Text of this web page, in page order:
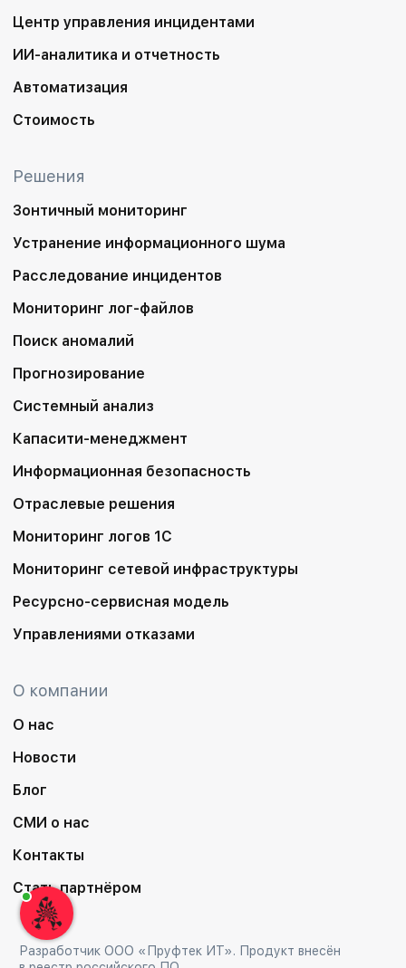
Центр управления инцидентами
ИИ-аналитика и отчетность
Автоматизация
Стоимость
Решения
Зонтичный мониторинг
Устранение информационного шума
Расследование инцидентов
Мониторинг лог-файлов
Поиск аномалий
Прогнозирование
Системный анализ
Капасити-менеджмент
Информационная безопасность
Отраслевые решения
Мониторинг логов 1С
Мониторинг сетевой инфраструктуры
Ресурсно-сервисная модель
Управлениями отказами
О компании
О нас
Новости
Блог
СМИ о нас
Контакты
Стать партнёром
Разработчик ООО «Пруфтек ИТ». Продукт внесён